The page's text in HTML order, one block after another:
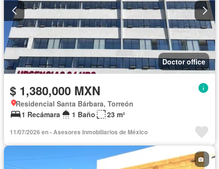
Doctor office
$ 1,380,000 MXN
Residencial Santa Bárbara, Torreón
1 Recámara
1 Baño 23 m²
11/07/2026 en - Asesores Inmobiliarios de México